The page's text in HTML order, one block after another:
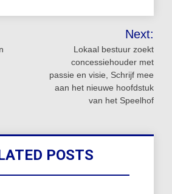
Next:
Lokaal bestuur zoekt
concessiehouder met
passie en visie, Schrijf mee
aan het nieuwe hoofdstuk
van het Speelhof
POSTS